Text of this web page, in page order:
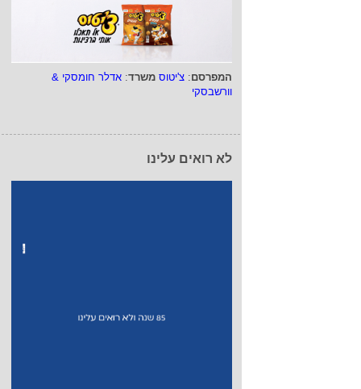
המפרסם: צ'יטוס משרד: אדלר חומסקי &
וורשבסקי
לא רואים עלינו